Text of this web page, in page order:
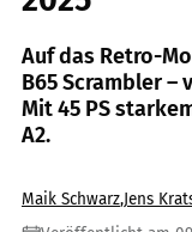
Auf das Retro-
B65 Scrambler –
Mit 45 PS
A2.
Maik Schwarz,Jens